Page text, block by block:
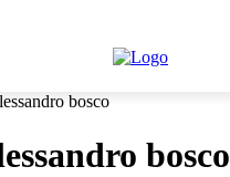
bosco
bosco